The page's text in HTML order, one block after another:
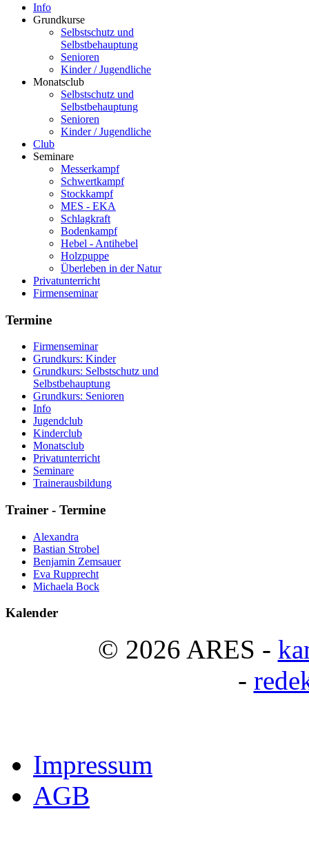
Info
Grundkurse
Selbstschutz und
Selbstbehauptung
Senioren
Kinder / Jugendliche
Monatsclub
Selbstschutz und
Selbstbehauptung
Senioren
Kinder / Jugendliche
Club
Seminare
Messerkampf
Schwertkampf
Stockkampf
MES - EKA
Schlagkraft
Bodenkampf
Hebel - Antihebel
Holzpuppe
Überleben in der Natur
Privatunterricht
Firmenseminar
Termine
Firmenseminar
Grundkurs: Kinder
Grundkurs: Selbstschutz und
Selbstbehauptung
Grundkurs: Senioren
Info
Jugendclub
Kinderclub
Monatsclub
Privatunterricht
Seminare
Trainerausbildung
Trainer - Termine
Alexandra
Bastian Strobel
Benjamin Zemsauer
Eva Rupprecht
Michaela Bock
Kalender
© 2026 ARES -
-
Impressum
AGB